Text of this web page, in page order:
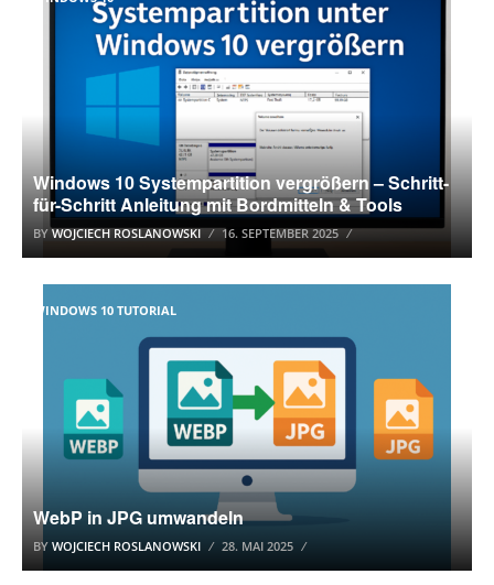
Windows 10 Systempartition vergrößern – Schritt-
für-Schritt Anleitung mit Bordmitteln & Tools
BYWOJCIECH ROSLANOWSKI 16. SEPTEMBER 2025
WINDOWS 10 TUTORIAL
WebP in JPG umwandeln
BY WOJCIECH ROSLANOWSKI 28. MAI 2025